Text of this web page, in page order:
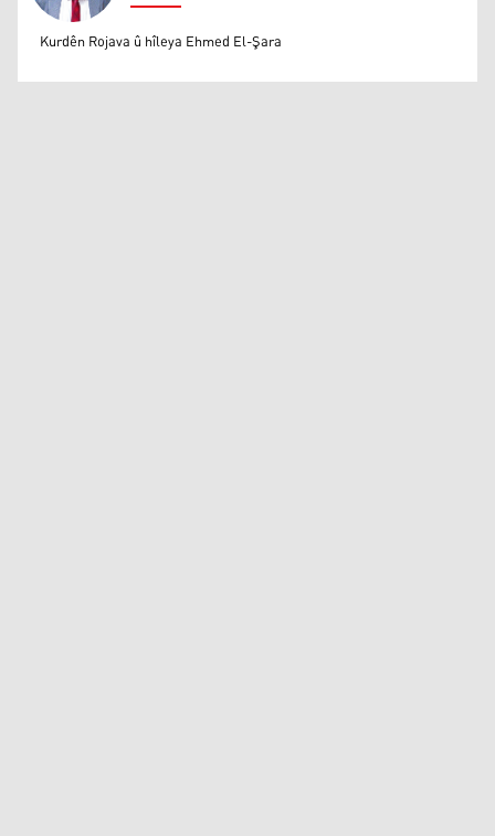
Mihemed Eli Destmalî
Kurdên Rojava û hîleya Ehmed El-Şara